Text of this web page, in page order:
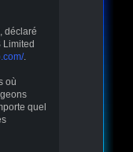
déclaré
.
où
quel